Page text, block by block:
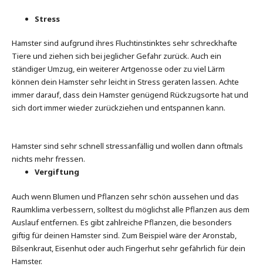
Stress
Hamster sind aufgrund ihres Fluchtinstinktes sehr schreckhafte
Tiere und ziehen sich bei jeglicher Gefahr zurück. Auch ein
ständiger Umzug, ein weiterer Artgenosse oder zu viel Lärm
können dein Hamster sehr leicht in Stress geraten lassen. Achte
immer darauf, dass dein Hamster genügend Rückzugsorte hat und
sich dort immer wieder zurückziehen und entspannen kann.
Hamster sind sehr schnell stressanfällig und wollen dann oftmals
nichts mehr fressen.
Vergiftung
Auch wenn Blumen und Pflanzen sehr schön aussehen und das
Raumklima verbessern, solltest du möglichst alle Pflanzen aus dem
Auslauf entfernen. Es gibt zahlreiche Pflanzen, die besonders
giftig für deinen Hamster sind. Zum Beispiel wäre der Aronstab,
Bilsenkraut, Eisenhut oder auch Fingerhut sehr gefährlich für dein
Hamster.